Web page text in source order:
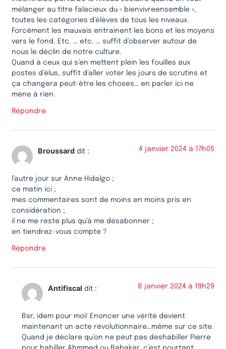
mélanger au titre falacieux du « bienvivreensemble »,
toutes les catégories d’élèves de tous les niveaux.
Forcément les mauvais entrainent les bons et les moyens
vers le fond. Etc. … etc. … suffit d’observer autour de
nous le déclin de notre culture.
Quand à ceux qui s’en mettent plein les fouilles aux
postes d’élus, suffit d’aller voter les jours de scrutins et
ça changera peut-être les choses… en parler ici ne
mène à rien.
Répondre
Broussard dit : 4 janvier 2024 à 17h05
l’autre jour sur Anne Hidalgo ;
ce matin ici ;
mes commentaires sont de moins en moins pris en
considération ;
il ne me reste plus qu’à me désabonner ;
en tiendrez-vous compte ?
Répondre
Antifiscal dit : 8 janvier 2024 à 19h29
Bsr, idem pour moi! Enoncer une vérité devient
maintenant un acte révolutionnaire…même sur ce site.
Quand je déclare qu’on ne peut pas deshabiller Pierre